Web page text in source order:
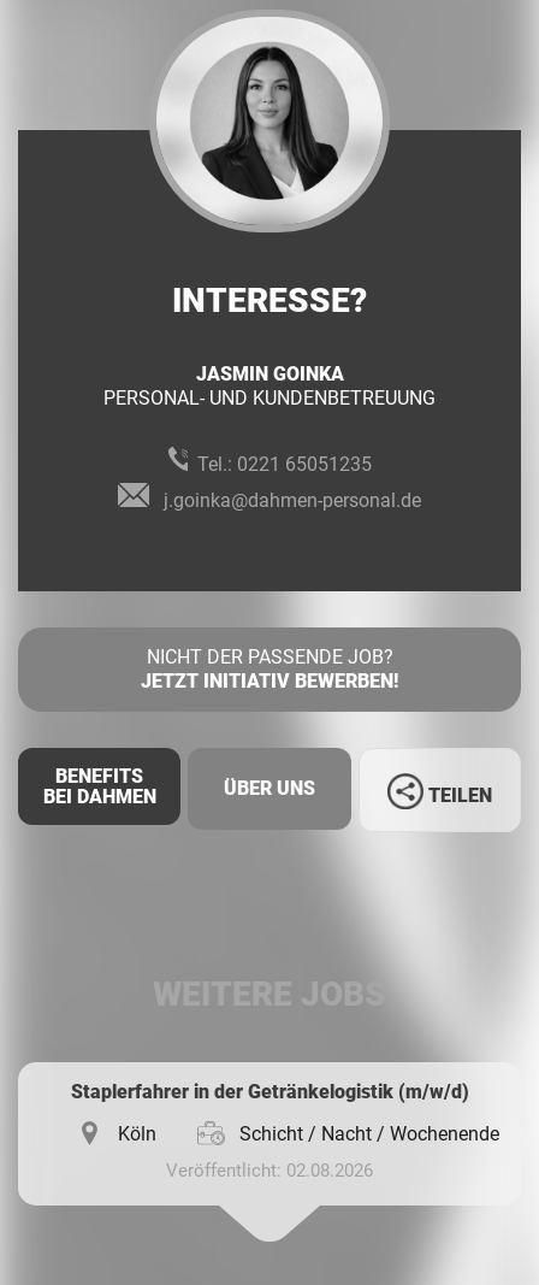
INTERESSE?
JASMIN GOINKA
PERSONAL- UND KUNDENBETREUUNG
Tel.: 0221 65051235
j.goinka@dahmen-personal.de
NICHT DER PASSENDE JOB?
JETZT INITIATIV BEWERBEN!
BENEFITS
BEI DAHMEN
ÜBER UNS TEILEN
Staplerfahrer in der Getränkelogistik (m/w/d)
Köln
Schicht / Nacht / Wochenende
Veröffentlicht: 02.08.2026